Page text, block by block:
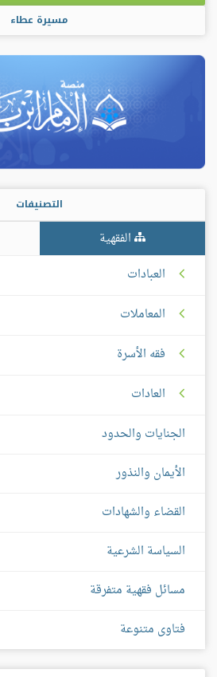
مسيرة عطاء
التصنيفات
الفقهية
العبادات
المعاملات
فقه الأسرة
العادات
الجنايات والحدود
الأيمان والنذور
القضاء والشهادات
السياسة الشرعية
مسائل فقهية متفرقة
فتاوى متنوعة